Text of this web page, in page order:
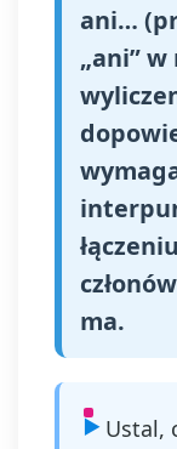
ani…
„ani”
ma.
Ustal,